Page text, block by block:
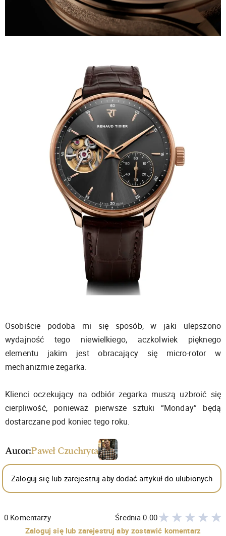
Osobiście podoba mi się sposób, w jaki ulepszono
wydajność tego niewielkiego, aczkolwiek pięknego
elementu jakim jest obracający się micro-rotor w
mechanizmie zegarka.
Klienci oczekujący na odbiór zegarka muszą uzbroić się
cierpliwość, ponieważ pierwsze sztuki “Monday” będą
dostarczane pod koniec tego roku.
Autor:Paweł Czuchryta
Zaloguj się lub zarejestruj aby dodać artykuł do ulubionych
0 Komentarzy Średnia0.00
Zaloguj się lub zarejestruj aby zostawić komentarz